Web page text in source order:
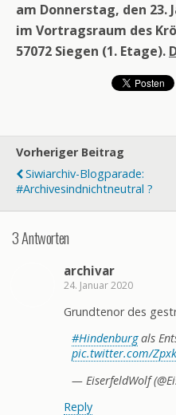
am Donnerstag, den 23.
im Vortragsraum des
57072 Siegen (1. Etage).
Vorheriger Beitrag
Siwiarchiv-Blogparade:
#Archivesindnichtneutral ?
3 Antworten
archivar
24. Januar 2020
Grundtenor des
#Hindenburgals
pic.twitter.com/
— EiserfeldWolf
Reply